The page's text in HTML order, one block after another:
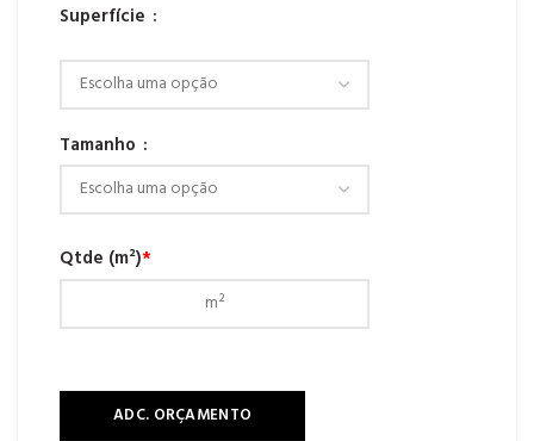
Superfície
Tamanho
Qtde (m²)*
ADC. ORÇAMENTO